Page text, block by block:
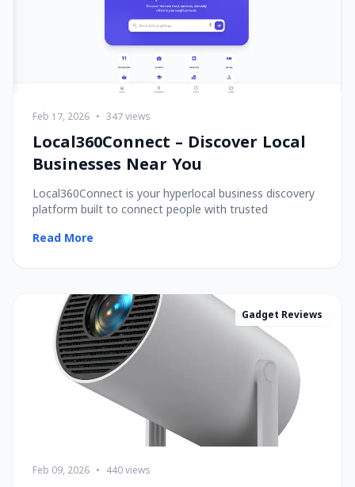
Feb 17, 2026 • 347 views
Local360Connect – Discover Local
Businesses Near You
Local360Connect is your hyperlocal business discovery
platform built to connect people with trusted
Read More
Gadget Reviews
Feb 09, 2026 • 440 views